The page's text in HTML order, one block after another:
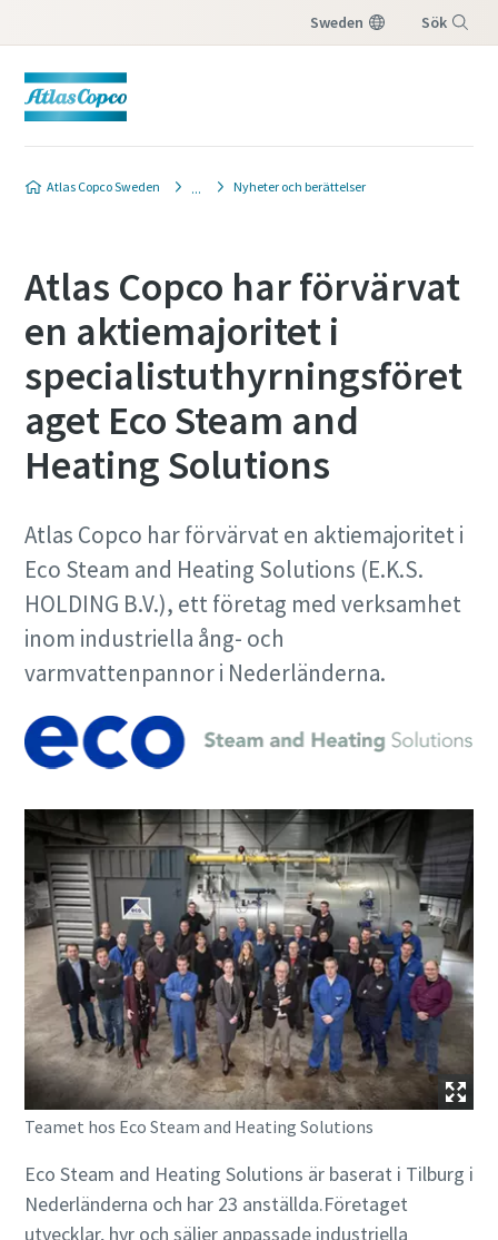
Sweden Sök
Atlas Copco Sweden Nyheter och berättelser
Atlas Copco har förvärvat
en aktiemajoritet i
specialistuthyrningsföret
aget Eco Steam and
Heating Solutions
Atlas Copco har förvärvat en aktiemajoritet i
Eco Steam and Heating Solutions (E.K.S.
HOLDING B.V.), ett företag med verksamhet
inom industriella ång- och
varmvattenpannor i Nederländerna.
Teamet hos Eco Steam and Heating Solutions
Eco Steam and Heating Solutions är baserat i Tilburg i
Nederländerna och har 23 anställda.Företaget
utvecklar, hyr och säljer anpassade industriella